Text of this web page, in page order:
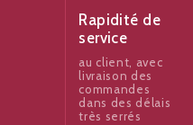
Rapidité de
service
au client, avec
livraison des
commandes
dans des délais
très serrés